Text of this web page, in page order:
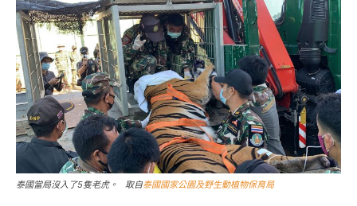
泰國當局沒入了5隻老虎。 取自泰國國家公園及野生動植物保育局